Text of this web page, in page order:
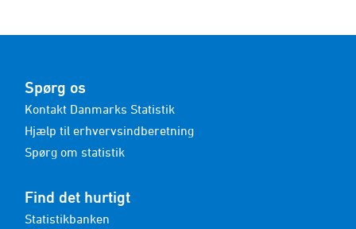
Spørg os
Kontakt Danmarks Statistik
Hjælp til erhvervsindberetning
Spørg om statistik
Find det hurtigt
Statistikbanken